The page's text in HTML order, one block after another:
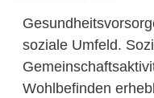
soziale Umfeld.
Wohlbefinden